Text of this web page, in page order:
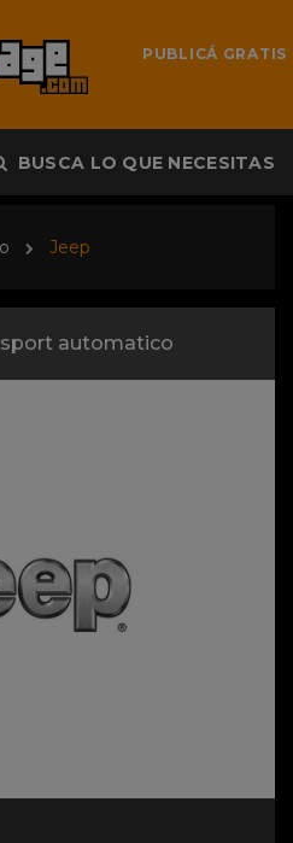
PUBLICÁ GRATIS
BUSCA LO QUE NECESITAS
Jeep
automatico